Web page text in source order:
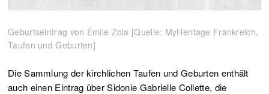
Geburtseintrag von Émile Zola [Quelle: MyHeritage Frankreich,
Taufen und Geburten]
Die Sammlung der kirchlichen Taufen und Geburten enthält
auch einen Eintrag über Sidonie Gabrielle Collette, die